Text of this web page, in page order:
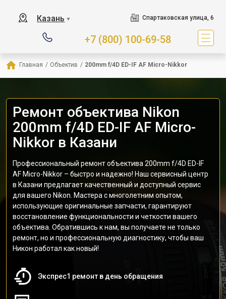
Казань ▼ Спартаковская улица, 6
+7 (800) 100-69-58
Главная / Объектив / 200mm f/4D ED-IF AF Micro-Nikkor
Ремонт объектива Nikon
200mm f/4D ED-IF AF Micro-
Nikkor в Казани
Профессиональный ремонт объектива 200mm f/4D ED-IF
AF Micro-Nikkor – быстро и надежно! Наш сервисный центр
в Казани предлагает качественный и доступный сервис
для вашего Nikon. Мастера с многолетним опытом,
использующие оригинальные запчасти, гарантируют
восстановление функциональности и четкости вашего
объектива. Обратившись к нам, вы получаете не только
ремонт, но и профессиональную диагностику, чтобы ваш
Никон работал как новый!
Экспрес1 ремонт в день обращения